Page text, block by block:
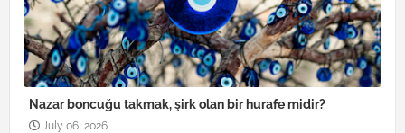
Nazar boncuğu takmak, şirk olan bir hurafe midir?
July 06, 2026